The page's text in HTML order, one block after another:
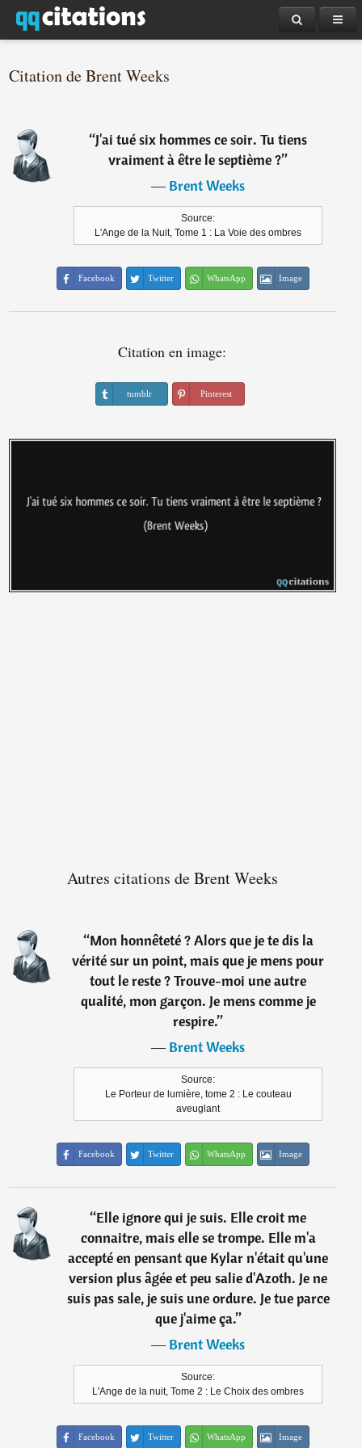
Citation de Brent Weeks
“J'ai tué six hommes ce soir. Tu tiens
vraiment à être le septième ?”
―Brent Weeks
Source:
L'Ange de la Nuit, Tome 1 : La Voie des ombres
Facebook Twitter WhatsApp Image
Citation en image:
tumblr Pinterest
Autres citations de Brent Weeks
“Mon honnêteté ? Alors que je te dis la
vérité sur un point, mais que je mens pour
tout le reste ? Trouve-moi une autre
qualité, mon garçon. Je mens comme je
respire.”
―Brent Weeks
Source:
Le Porteur de lumière, tome 2 : Le couteau
aveuglant
Facebook Twitter WhatsApp Image
“Elle ignore qui je suis. Elle croit me
connaitre, mais elle se trompe. Elle m'a
accepté en pensant que Kylar n'était qu'une
version plus âgée et peu salie d'Azoth. Je ne
suis pas sale, je suis une ordure. Je tue parce
que j'aime ça.”
―Brent Weeks
Source:
L'Ange de la nuit, Tome 2 : Le Choix des ombres
Facebook Twitter WhatsApp Image